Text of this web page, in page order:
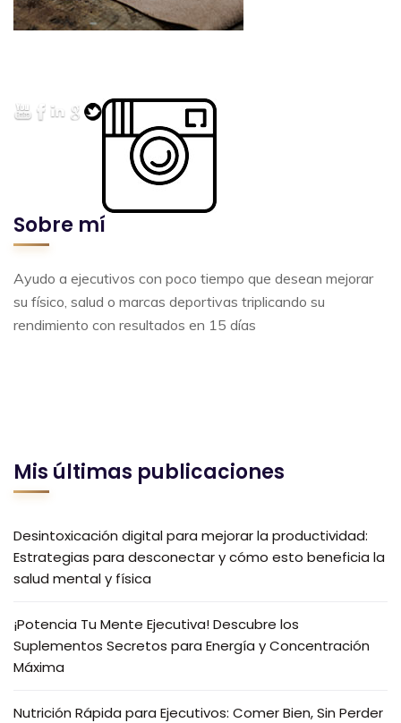
Sobre mí
Ayudo a ejecutivos con poco tiempo que desean mejorar
su físico, salud o marcas deportivas triplicando su
rendimiento con resultados en 15 días
Mis últimas publicaciones
Desintoxicación digital para mejorar la productividad:
Estrategias para desconectar y cómo esto beneficia la
salud mental y física
¡Potencia Tu Mente Ejecutiva! Descubre los
Suplementos Secretos para Energía y Concentración
Máxima
Nutrición Rápida para Ejecutivos: Comer Bien, Sin Perder